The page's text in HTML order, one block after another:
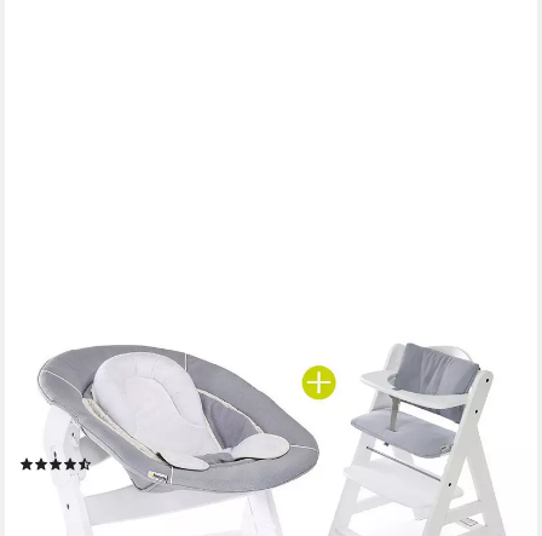
HAUCK
Hochstuhl Hauck Alpha Plus White Newborn Set (Set, 4 St), Holz
Babyhochstuhl ab Geburt inkl. Neugeborenenaufsatz &
Sitzauflage
(3)
169,90 € UVP209,70 €